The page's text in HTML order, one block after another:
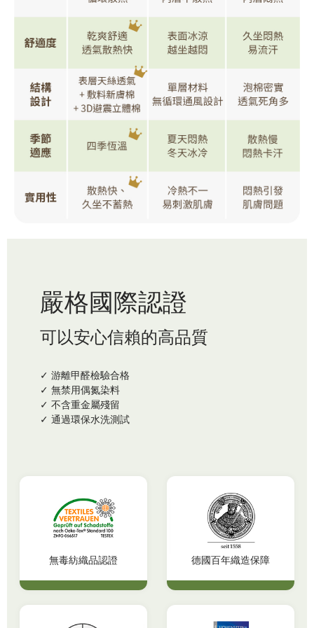
嚴格國際認證
可以安心信賴的高品質
✓ 游離甲醛檢驗合格
✓ 無禁用偶氮染料
✓ 不含重金屬殘留
✓ 通過環保水洗測試
無毒紡織品認證 德國百年織造保障